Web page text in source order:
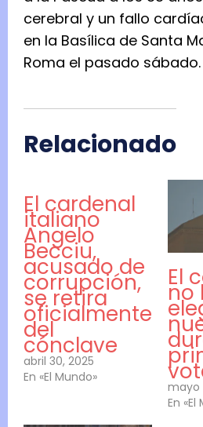
cerebral y un fallo
en la Basílica de Santa
Roma el pasado sábado.
Relacionado
El cardenal
italiano
Angelo
Becciu,
acusado de
corrupción,
se retira
oficialmente
del
cónclave
abril 30, 2025
En «El Mundo»
El
no
mayo
En «El